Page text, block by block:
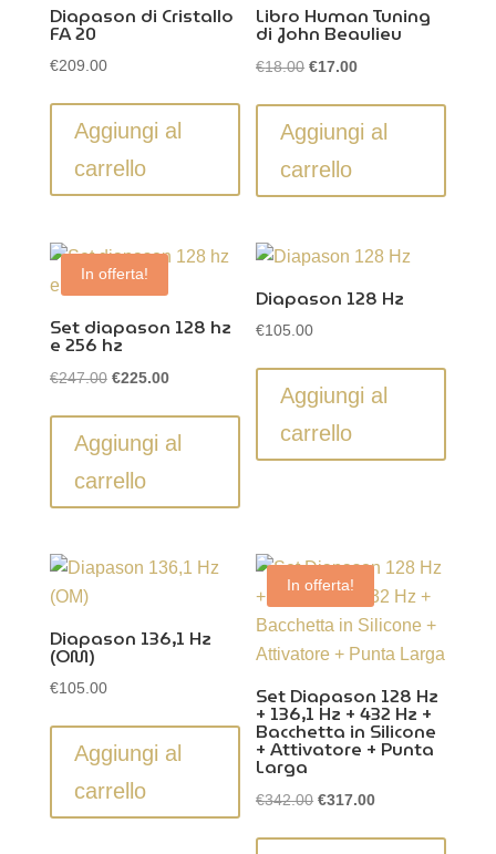
Diapason di Cristallo
FA 20
€209.00
Aggiungi al
carrello
Libro Human Tuning
di John Beaulieu
€18.00 Il
originale
€18.00.
€17.00Il
attuale
Aggiungi al
carrello
In offerta!
Set diapason 128 hz
e 256 hz
€247.00 Il
originale
€247.00.
€225.00Il
attuale
Aggiungi al
carrello
Diapason 128 Hz
€105.00
Aggiungi al
carrello
Diapason 136,1 Hz
(OM)
€105.00
Aggiungi al
carrello
In offerta!
Set Diapason 128 Hz
+ 136,1 Hz + 432 Hz +
Bacchetta in Silicone
+ Attivatore + Punta
Larga
€342.00 Il
€317.00Il